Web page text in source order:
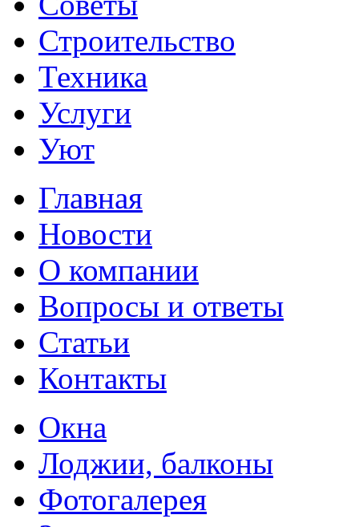
Строительство
Техника
Услуги
Уют
Главная
Новости
О компании
Вопросы и ответы
Статьи
Контакты
Окна
Лоджии, балконы
Фотогалерея